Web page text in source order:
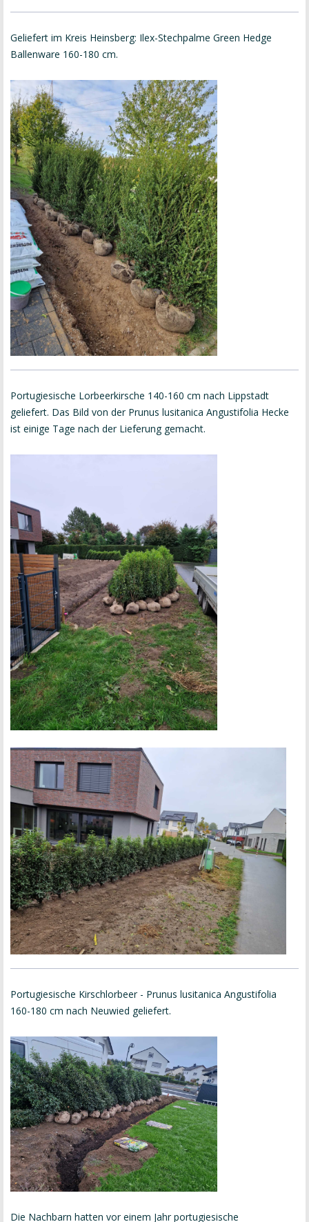
Geliefert im Kreis Heinsberg: Ilex-Stechpalme Green Hedge
Ballenware 160-180 cm.
Portugiesische Lorbeerkirsche 140-160 cm nach Lippstadt
geliefert. Das Bild von der Prunus lusitanica Angustifolia Hecke
ist einige Tage nach der Lieferung gemacht.
Portugiesische Kirschlorbeer - Prunus lusitanica Angustifolia
160-180 cm nach Neuwied geliefert.
Die Nachbarn hatten vor einem Jahr portugiesische